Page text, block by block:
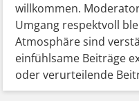
willkommen.
Umgang respektvoll
Atmosphäre sind
einfühlsame Beiträge
oder verurteilende